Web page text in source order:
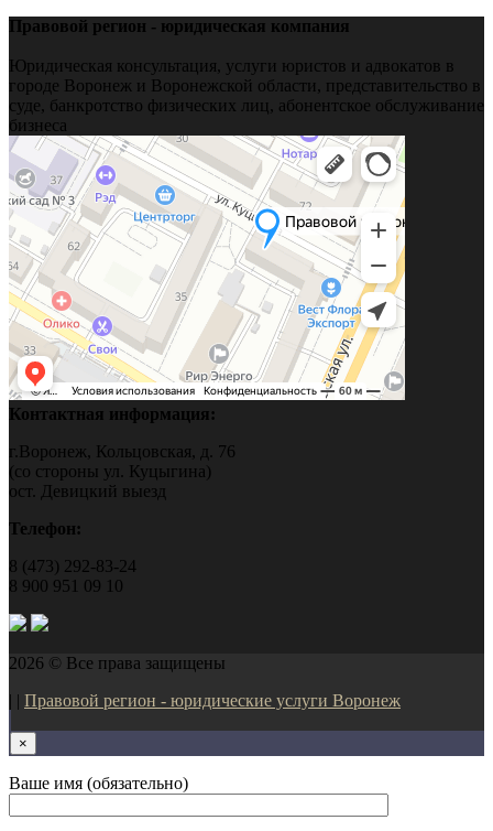
Правовой регион - юридическая компания
Юридическая консультация, услуги юристов и адвокатов в
городе Воронеж и Воронежской области, представительство в
суде, банкротство физических лиц, абонентское обслуживание
бизнеса
Контактная информация:
г.Воронеж, Кольцовская, д. 76
(со стороны ул. Куцыгина)
ост. Девицкий выезд
Телефон:
8 (473) 292-83-24
8 900 951 09 10
2026 © Все права защищены
| | Правовой регион - юридические услуги Воронеж
×
Ваше имя (обязательно)